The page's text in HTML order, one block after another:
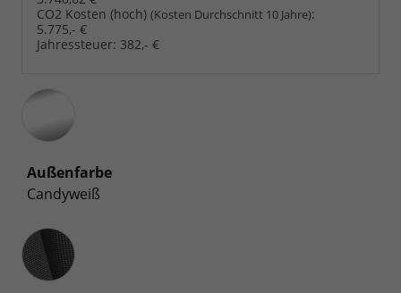
CO2 Kosten (hoch) (Kosten Durchschnitt 10 Jahre):
5.775,- €
Jahressteuer: 382,- €
Außenfarbe
Candyweiß
Innenausstattung